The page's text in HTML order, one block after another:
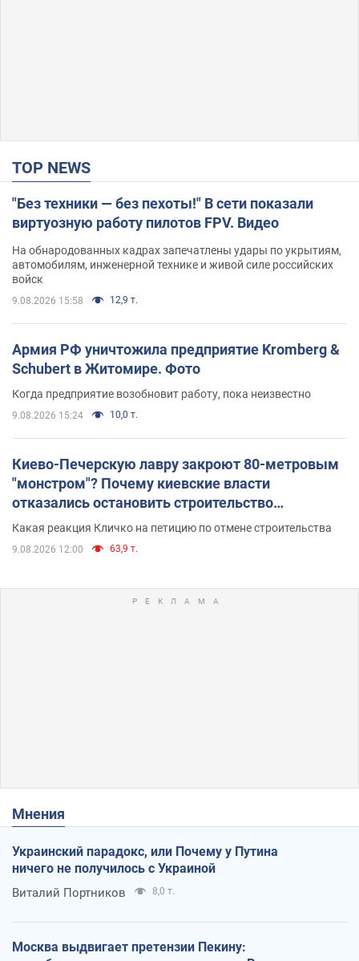
TOP NEWS
"Без техники — без пехоты!" В сети показали
виртуозную работу пилотов FPV. Видео
На обнародованных кадрах запечатлены удары по укрытиям,
автомобилям, инженерной технике и живой силе российских
войск
9.08.2026 15:58 12,9 т.
Армия РФ уничтожила предприятие Kromberg &
Schubert в Житомире. Фото
Когда предприятие возобновит работу, пока неизвестно
9.08.2026 15:24 10,0 т.
Киево-Печерскую лавру закроют 80-метровым
"монстром"? Почему киевские власти
отказались остановить строительство
небоскреба "московского верующего"
Какая реакция Кличко на петицию по отмене строительства
9.08.2026 12:00 63,9 т.
Мнения
Украинский парадокс, или Почему у Путина
ничего не получилось с Украиной
Виталий Портников 8,0 т.
Москва выдвигает претензии Пекину: